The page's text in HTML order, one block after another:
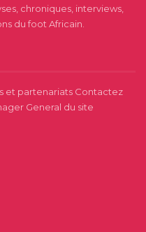
chroniques, interviews,
du foot Africain.
et partenariats Contactez
General du site